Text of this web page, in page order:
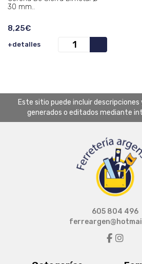
30 mm..
8,25€
+detalles
Este sitio puede incluir
generados o editados mediante
605 804 496